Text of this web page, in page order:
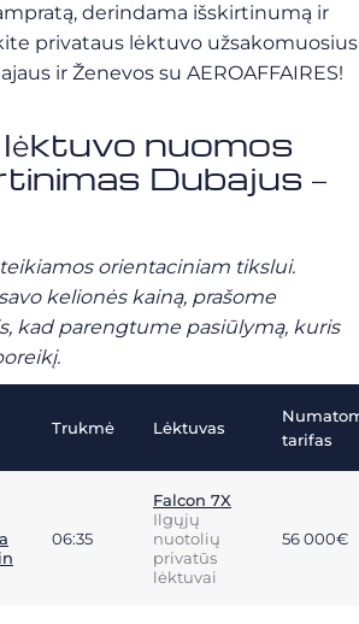
derindama išskirtinumą ir
privataus lėktuvo užsakomuosius
ir Ženevos su AEROAFFAIRES!
nuomos
Dubajus –
orientaciniam tikslui.
kelionės kainą, prašome
kad parengtume pasiūlymą, kuris
Trukmė Lėktuvas
tarifas
06:35
Falcon 7X
Ilgųjų
nuotolių
privatūs
lėktuvai
56 000€